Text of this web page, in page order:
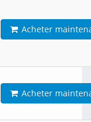
Acheter
Acheter